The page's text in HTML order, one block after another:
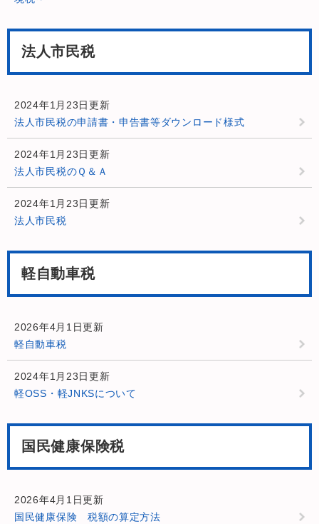
法人市民税
2024年1月23日更新
法人市民税の申請書・申告書等ダウンロード様式
2024年1月23日更新
法人市民税のＱ＆Ａ
2024年1月23日更新
法人市民税
軽自動車税
2026年4月1日更新
軽自動車税
2024年1月23日更新
軽OSS・軽JNKSについて
国民健康保険税
2026年4月1日更新
国民健康保険 税額の算定方法